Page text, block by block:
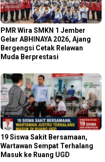
PMR Wira SMKN 1 Jember
Gelar ABHINAYA 2026, Ajang
Bergengsi Cetak Relawan
Muda Berprestasi
19 Siswa Sakit Bersamaan,
Wartawan Sempat Terhalang
Masuk ke Ruang UGD